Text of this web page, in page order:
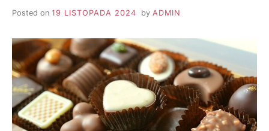
Posted on 19 LISTOPADA 2024 by ADMIN